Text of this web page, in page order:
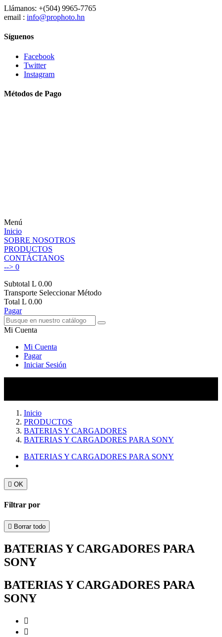
Llámanos: +(504) 9965-7765
email : info@prophoto.hn
Síguenos
Facebook
Twitter
Instagram
Métodos de Pago
Menú
Inicio
SOBRE NOSOTROS
PRODUCTOS
CONTÁCTANOS
--> 0
Subtotal L 0.00
Transporte Seleccionar Método
Total L 0.00
Pagar
Mi Cuenta
Mi Cuenta
Pagar
Iniciar Sesión
Inicio
PRODUCTOS
BATERIAS Y CARGADORES
BATERIAS Y CARGADORES PARA SONY
BATERIAS Y CARGADORES PARA SONY
 OK
Filtrar por
 Borrar todo
BATERIAS Y CARGADORES PARA
SONY
BATERIAS Y CARGADORES PARA
SONY

